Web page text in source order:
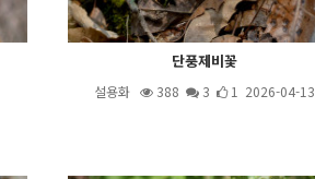
단풍제비꽃
설용화 388 3 1 2026-04-13